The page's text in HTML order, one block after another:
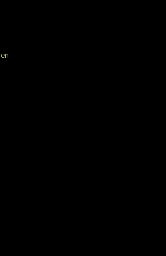
Green Bikepacking tassen
Bikepacking weekend
Nederland
Gravelbike
stuurtas – Nieuw
tassen – Review
– wat neem je mee?